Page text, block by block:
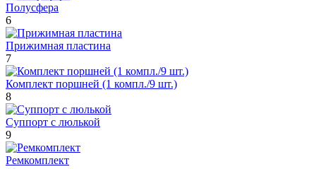
Полусфера
6
Прижимная пластина
7
Комплект поршней (1 компл./9 шт.)
8
Суппорт с люлькой
9
Ремкомплект